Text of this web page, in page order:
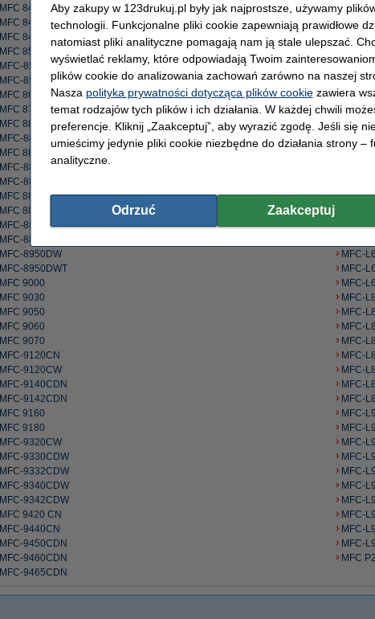
MFC 8420
MFC 8440
MFC 8460 N
MFC 8500
MFC-8510DN
MFC-8520DN
MFC 8600
MFC 8700
MFC 8820
MFC-8820D
MFC 8840
MFC-8840D
MFC-8840DN
MFC 8860 DN
MFC 8870 DW
MFC-8880DN
MFC-8890DW
MFC-8950DW
MFC-8950DWT
MFC 9000
MFC 9030
MFC 9050
MFC 9060
MFC 9070
MFC-9120CN
MFC-9120CW
MFC-9140CDN
MFC-9142CDN
MFC 9160
MFC 9180
MFC-9320CW
MFC-9330CDW
MFC-9332CDW
MFC-9340CDW
MFC-9342CDW
MFC 9420 CN
MFC-9440CN
MFC-9450CDN
MFC-9460CDN
MFC-9465CDN
MFC-
MFC-
MFC-
MFC-
MFC-
MFC-
MFC-
MFC-
MFC-
MFC-
MFC-
MFC-
MFC-
MFC-
MFC-
MFC-
MFC-
MFC-
MFC-
MFC-
MFC-
MFC-
MFC-
MFC-
MFC-
MFC-
MFC-
MFC-
MFC-
MFC-
MFC-
MFC-
MFC-
MFC-
MFC
Aby zakupy w 123drukuj.pl były jak najprostsze, używamy
technologii. Funkcjonalne pliki cookie zapewniają prawidłowe
natomiast pliki analityczne pomagają nam ją stale ulepszać.
wyświetlać reklamy, które odpowiadają Twoim
plików cookie do analizowania zachowań zarówno na naszej
Nasza polityka prywatności dotycząca plików cookiezawiera
temat rodzajów tych plików i ich działania. W każdej chwili
preferencje. Kliknij „Zaakceptuj”, aby wyrazić zgodę. Jeśli się
umieścimy jedynie pliki cookie niezbędne do działania strony –
analityczne.
Odrzuć Zaakceptuj